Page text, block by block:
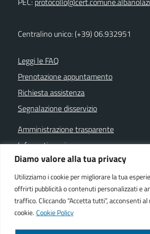
Diamo valore alla tua privacy
Utilizziamo i cookie per migliorare la tua
offrirti pubblicità o contenuti personalizzati e
traffico. Cliccando “Accetta tutti”, acconsenti
cookie. Cookie Policy
Centralino unico: (+39) 06.932951
Leggi le FAQ
Prenotazione appuntamento
Richiesta assistenza
Segnalazione disservizio
Amministrazione trasparente
Informativa privacy
Note legali
Dichiarazione di accessibilità
Cookie policy